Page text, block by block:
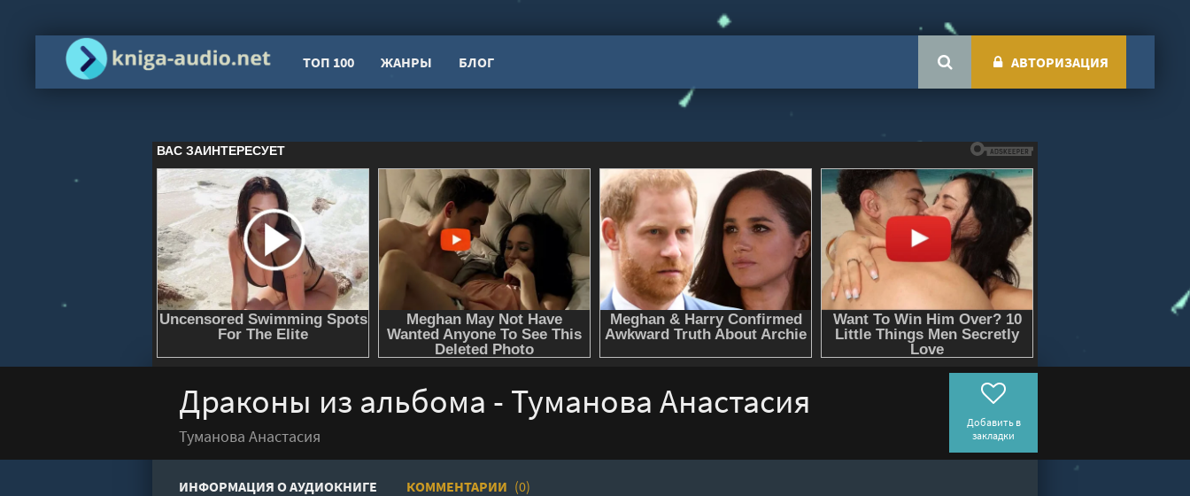
ТОП 100 ЖАНРЫ БЛОГ АВТОРИЗАЦИЯ
Драконы из альбома - Туманова Анастасия
Туманова Анастасия
Добавить в
закладки
ИНФОРМАЦИЯ О АУДИОКНИГЕ КОММЕНТАРИИ (0)